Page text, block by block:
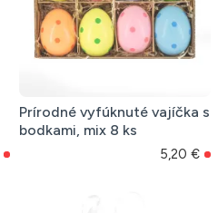
Prírodné vyfúknuté vajíčka s
bodkami, mix 8 ks
5,20 €